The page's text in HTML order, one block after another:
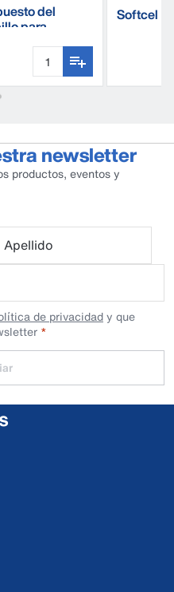
del
para
Softcel
newsletter
productos, eventos y
Apellido
de privacidady que